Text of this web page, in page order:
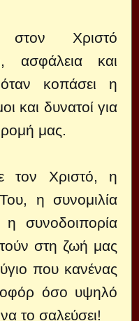
στον Χριστό
ασφάλεια και
κοπάσει η
και δυνατοί για
μας.
τον Χριστό, η
η συνομιλία
συνοδοιπορία
στη ζωή μας
που κανένας
όσο υψηλό
το σαλεύσει!